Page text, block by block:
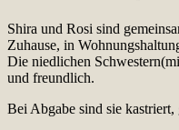
Shira und Rosi sind
Zuhause, in
Die niedlichen
und freundlich.
Bei Abgabe sind sie